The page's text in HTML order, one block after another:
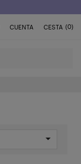
CUENTA CESTA (0)
